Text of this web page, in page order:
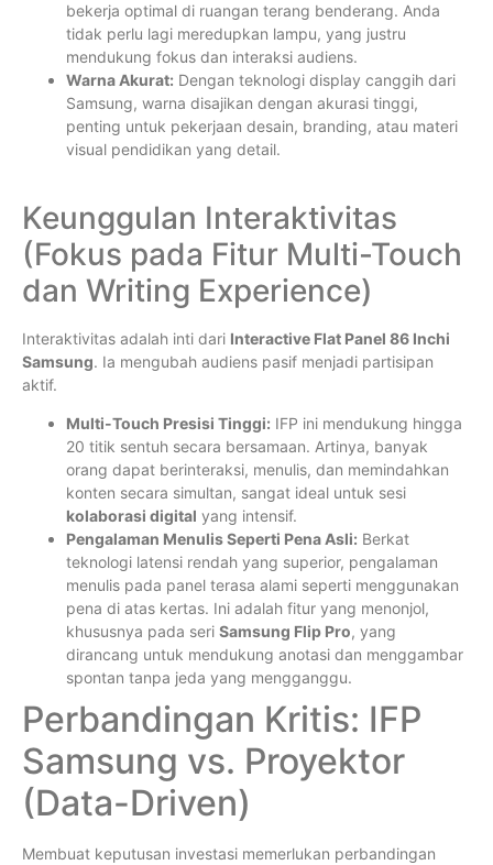
bekerja optimal di ruangan terang benderang. Anda
tidak perlu lagi meredupkan lampu, yang justru
mendukung fokus dan interaksi audiens.
Warna Akurat: Dengan teknologi display canggih dari
Samsung, warna disajikan dengan akurasi tinggi,
penting untuk pekerjaan desain, branding, atau materi
visual pendidikan yang detail.
Keunggulan Interaktivitas
(Fokus pada Fitur Multi-Touch
dan Writing Experience)
Interaktivitas adalah inti dari Interactive Flat Panel 86 Inchi
Samsung. Ia mengubah audiens pasif menjadi partisipan
aktif.
Multi-Touch Presisi Tinggi: IFP ini mendukung hingga
20 titik sentuh secara bersamaan. Artinya, banyak
orang dapat berinteraksi, menulis, dan memindahkan
konten secara simultan, sangat ideal untuk sesi
kolaborasi digital yang intensif.
Pengalaman Menulis Seperti Pena Asli: Berkat
teknologi latensi rendah yang superior, pengalaman
menulis pada panel terasa alami seperti menggunakan
pena di atas kertas. Ini adalah fitur yang menonjol,
khususnya pada seri Samsung Flip Pro, yang
dirancang untuk mendukung anotasi dan menggambar
spontan tanpa jeda yang mengganggu.
Perbandingan Kritis: IFP
Samsung vs. Proyektor
(Data-Driven)
Membuat keputusan investasi memerlukan perbandingan